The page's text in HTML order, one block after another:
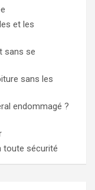
et les
sans se
sans les
endommagé ?
toute sécurité